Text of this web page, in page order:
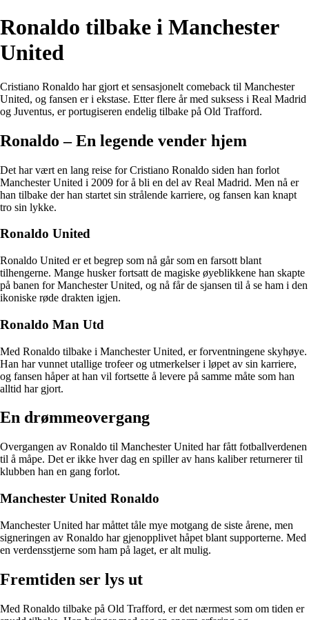
Ronaldo tilbake i Manchester
United
Cristiano Ronaldo har gjort et sensasjonelt comeback til Manchester
United, og fansen er i ekstase. Etter flere år med suksess i Real Madrid
og Juventus, er portugiseren endelig tilbake på Old Trafford.
Ronaldo – En legende vender hjem
Det har vært en lang reise for Cristiano Ronaldo siden han forlot
Manchester United i 2009 for å bli en del av Real Madrid. Men nå er
han tilbake der han startet sin strålende karriere, og fansen kan knapt
tro sin lykke.
Ronaldo United
Ronaldo United er et begrep som nå går som en farsott blant
tilhengerne. Mange husker fortsatt de magiske øyeblikkene han skapte
på banen for Manchester United, og nå får de sjansen til å se ham i den
ikoniske røde drakten igjen.
Ronaldo Man Utd
Med Ronaldo tilbake i Manchester United, er forventningene skyhøye.
Han har vunnet utallige trofeer og utmerkelser i løpet av sin karriere,
og fansen håper at han vil fortsette å levere på samme måte som han
alltid har gjort.
En drømmeovergang
Overgangen av Ronaldo til Manchester United har fått fotballverdenen
til å måpe. Det er ikke hver dag en spiller av hans kaliber returnerer til
klubben han en gang forlot.
Manchester United Ronaldo
Manchester United har måttet tåle mye motgang de siste årene, men
signeringen av Ronaldo har gjenopplivet håpet blant supporterne. Med
en verdensstjerne som ham på laget, er alt mulig.
Fremtiden ser lys ut
Med Ronaldo tilbake på Old Trafford, er det nærmest som om tiden er